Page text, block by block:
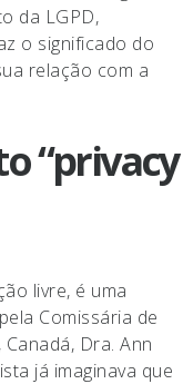
da LGPD,
o significado do
relação com a
“privacy
livre, é uma
Comissária de
Dra. Ann
já imaginava que